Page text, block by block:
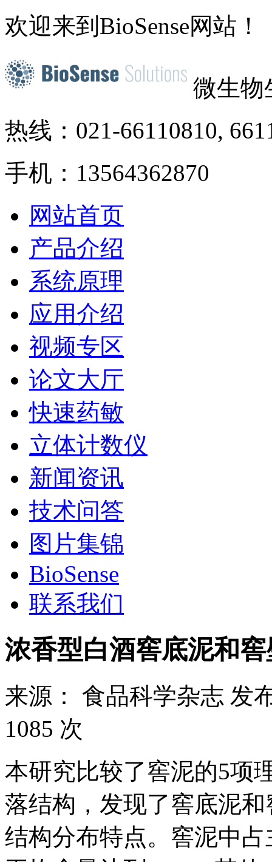
欢迎来到BioSense网站！
微生物
热线：021-66110810,
手机：13564362870
网站首页
产品介绍
系统原理
应用介绍
视频专区
论文大厅
快速药敏
立体计数仪
新闻资讯
技术问答
图片集锦
BioSense
联系我们
浓香型白酒窖底泥和
来源： 食品科学杂志 发
1085 次
本研究比较了窖泥的5项
落结构，发现了窖底泥
结构分布特点。窖泥中